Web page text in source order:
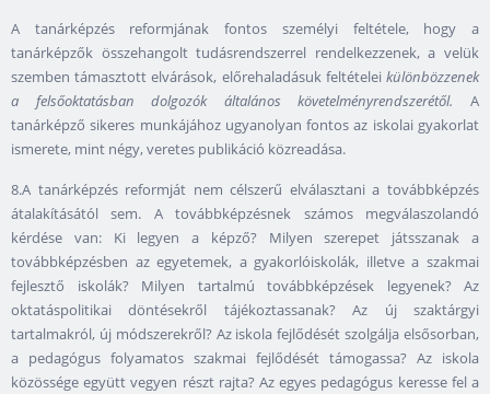
A tanárképzés reformjának fontos személyi feltétele, hogy a
tanárképzők összehangolt tudásrendszerrel rendelkezzenek, a velük
szemben támasztott elvárások, előrehaladásuk feltételei különbözzenek
a felsőoktatásban dolgozók általános követelményrendszerétől. A
tanárképző sikeres munkájához ugyanolyan fontos az iskolai gyakorlat
ismerete, mint négy, veretes publikáció közreadása.
8.A tanárképzés reformját nem célszerű elválasztani a továbbképzés
átalakításától sem. A továbbképzésnek számos megválaszolandó
kérdése van: Ki legyen a képző? Milyen szerepet játsszanak a
továbbképzésben az egyetemek, a gyakorlóiskolák, illetve a szakmai
fejlesztő iskolák? Milyen tartalmú továbbképzések legyenek? Az
oktatáspolitikai döntésekről tájékoztassanak? Az új szaktárgyi
tartalmakról, új módszerekről? Az iskola fejlődését szolgálja elsősorban,
a pedagógus folyamatos szakmai fejlődését támogassa? Az iskola
közössége együtt vegyen részt rajta? Az egyes pedagógus keresse fel a